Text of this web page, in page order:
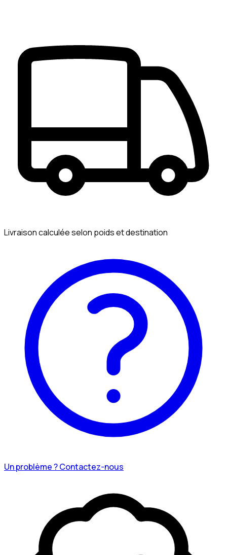
Livraison calculée selon poids et destination
Un problème ? Contactez-nous